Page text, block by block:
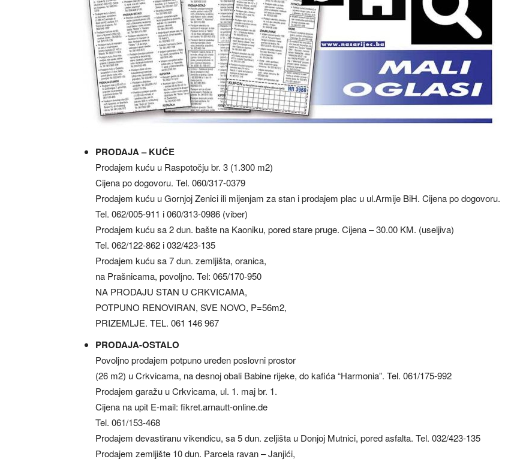
PRODAJA – KUĆE
Prodajem kuću u Raspotočju br. 3 (1.300 m2)
Cijena po dogovoru. Tel. 060/317-0379
Prodajem kuću u Gornjoj Zenici ili mijenjam za stan i prodajem plac u ul.Armije BiH. Cijena po dogovoru.
Tel. 062/005-911 i 060/313-0986 (viber)
Prodajem kuću sa 2 dun. bašte na Kaoniku, pored stare pruge. Cijena – 30.00 KM. (useljiva)
Tel. 062/122-862 i 032/423-135
Prodajem kuću sa 7 dun. zemljišta, oranica,
na Prašnicama, povoljno. Tel: 065/170-950
NA PRODAJU STAN U CRKVICAMA,
POTPUNO RENOVIRAN, SVE NOVO, P=56m2,
PRIZEMLJE. TEL. 061 146 967
PRODAJA-OSTALO
Povoljno prodajem potpuno uređen poslovni prostor
(26 m2) u Crkvicama, na desnoj obali Babine rijeke, do kafića “Harmonia”. Tel. 061/175-992
Prodajem garažu u Crkvicama, ul. 1. maj br. 1.
Cijena na upit E-mail: fikret.arnautt-online.de
Tel. 061/153-468
Prodajem devastiranu vikendicu, sa 5 dun. zeljišta u Donjoj Mutnici, pored asfalta. Tel. 032/423-135
Prodajem zemljište 10 dun. Parcela ravan – Janjići,